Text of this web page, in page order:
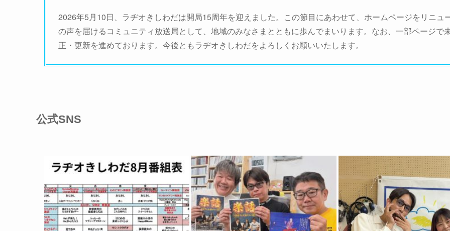
2026年5月10日、ラヂオきしわだは開局15周年を迎えました。この節目にあわせて、ホームページをリニ
の声を届けるコミュニティ放送局として、地域のみなさまとともに歩んでまいります。なお、一部ページで
正・更新を進めております。今後ともラヂオきしわだをよろしくお願いいたします。
公式SNS